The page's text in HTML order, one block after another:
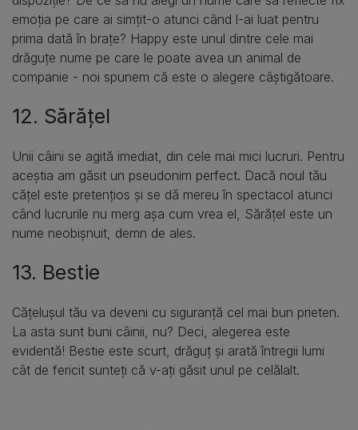
emoția pe care ai simțit-o atunci când l-ai luat pentru
prima dată în brațe? Happy este unul dintre cele mai
drăguțe nume pe care le poate avea un animal de
companie - noi spunem că este o alegere câștigătoare.
12. Sărățel
Unii câini se agită imediat, din cele mai mici lucruri. Pentru
aceștia am găsit un pseudonim perfect. Dacă noul tău
cățel este pretențios și se dă mereu în spectacol atunci
când lucrurile nu merg așa cum vrea el, Sărățel este un
nume neobișnuit, demn de ales.
13. Bestie
Cățelușul tău va deveni cu siguranță cel mai bun prieten.
La asta sunt buni câinii, nu? Deci, alegerea este
evidentă! Bestie este scurt, drăguț și arată întregii lumi
cât de fericit sunteți că v-ați găsit unul pe celălalt.